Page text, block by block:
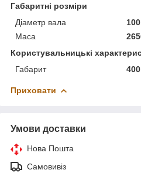
Габаритні розміри
Діаметр вала
Маса
Користувальницькі
Габарит
400
Приховати
Умови доставки
Нова Пошта
Самовивіз